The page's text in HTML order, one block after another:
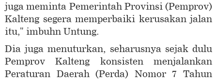
juga meminta Pemerintah Provinsi (Pemprov)
Kalteng segera memperbaiki kerusakan jalan
itu," imbuhn Untung.
Dia juga menuturkan, seharusnya sejak dulu
Pemprov Kalteng konsisten menjalankan
Peraturan Daerah (Perda) Nomor 7 Tahun